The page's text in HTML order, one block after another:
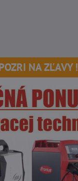
NA ZĽAVY !